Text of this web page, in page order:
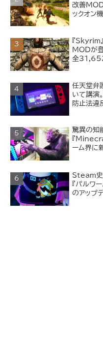
改善MOD
ックオン
『Skyrim
MODが
全31,652
任天堂弁
いて講演
防止法違
驚異の知
『
ーム界に
Steam史
『パルワ
のアップ